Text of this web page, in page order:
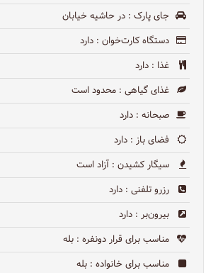
جای پارک : در حاشیه خیابان
دستگاه کارت‌خوان : دارد
غذا : دارد
غذای گیاهی : محدود است
صبحانه : دارد
فضای باز : دارد
سیگار کشیدن : آزاد است
رزرو تلفنی : دارد
بیرون‌بر : دارد
مناسب برای قرار دونفره : بله
مناسب برای خانواده : بله